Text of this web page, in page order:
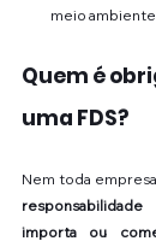
meio
Quem é
uma FDS?
importa ou